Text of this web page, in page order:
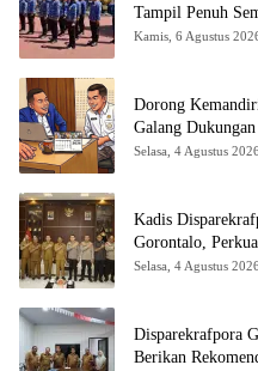
Tampil Penuh
Kamis, 6 Agustus
Dorong
Galang
Selasa, 4 Agustus 2026
Kadis
Gorontalo,
Karnaval Karawo
Selasa, 4 Agustus 2026
Disparekrafpora
Berikan